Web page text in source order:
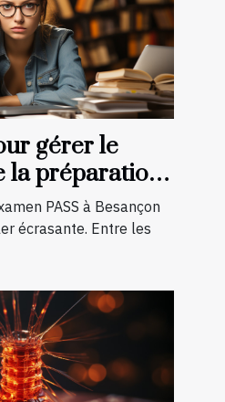
gérer le
la préparation
à Besançon
PASS à Besançon
écrasante. Entre les